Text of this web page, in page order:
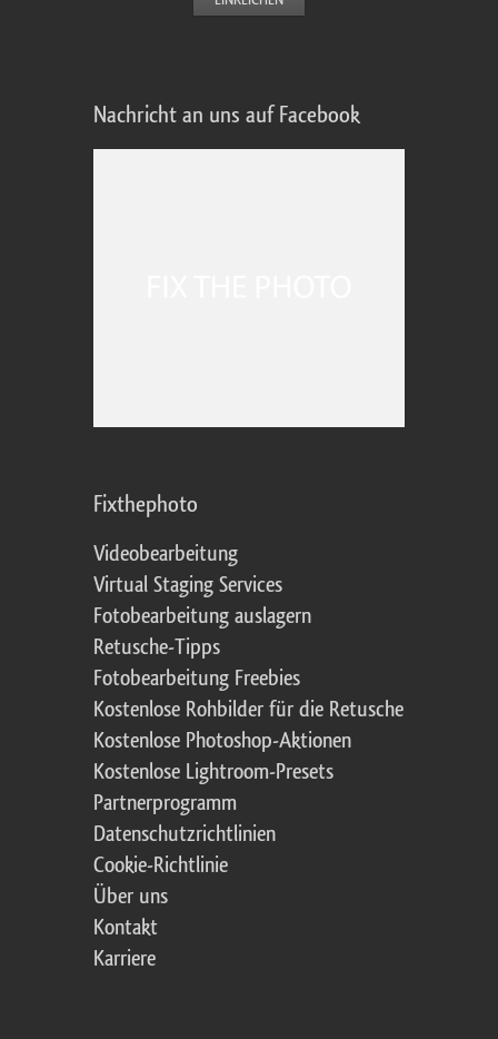
Nachricht an uns auf Facebook
Fixthephoto
Videobearbeitung
Virtual Staging Services
Fotobearbeitung auslagern
Retusche-Tipps
Fotobearbeitung Freebies
Kostenlose Rohbilder für die Retusche
Kostenlose Photoshop-Aktionen
Kostenlose Lightroom-Presets
Partnerprogramm
Datenschutzrichtlinien
Cookie-Richtlinie
Über uns
Kontakt
Karriere